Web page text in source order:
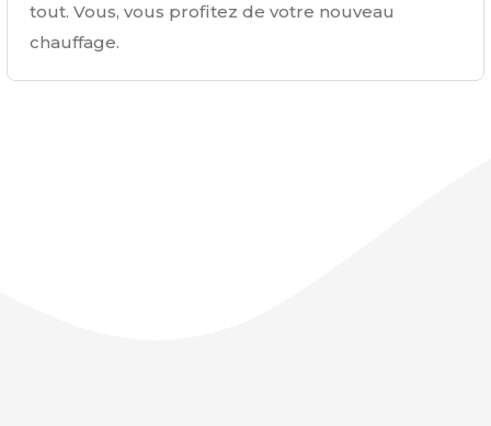
tout. Vous, vous profitez de votre nouveau
chauffage.